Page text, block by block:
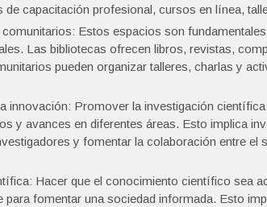
de capacitación profesional, cursos en línea,
Estos espacios son
Las bibliotecas ofrecen libros, revistas,
pueden organizar talleres, charlas y
innovación: Promover la investigación
y avances en diferentes áreas. Esto implica
y fomentar la colaboración entre el
Hacer que el conocimiento científico sea
para fomentar una sociedad informada. Esto